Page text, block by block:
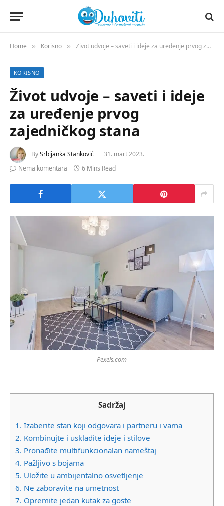
Home » Korisno » Život udvoje – saveti i ideje za uređenje prvog zajedničkog stana
KORISNO
Život udvoje – saveti i ideje
za uređenje prvog
zajedničkog stana
BySrbijanka Stanković
31. mart 2023.
Nema komentara
6 Mins Read
Pexels.com
Sadržaj
1. Izaberite stan koji odgovara i partneru i vama
2. Kombinujte i uskladite ideje i stilove
3. Pronađite multifunkcionalan nameštaj
4. Pažljivo s bojama
5. Uložite u ambijentalno osvetljenje
6. Ne zaboravite na umetnost
7. Opremite jedan kutak za goste